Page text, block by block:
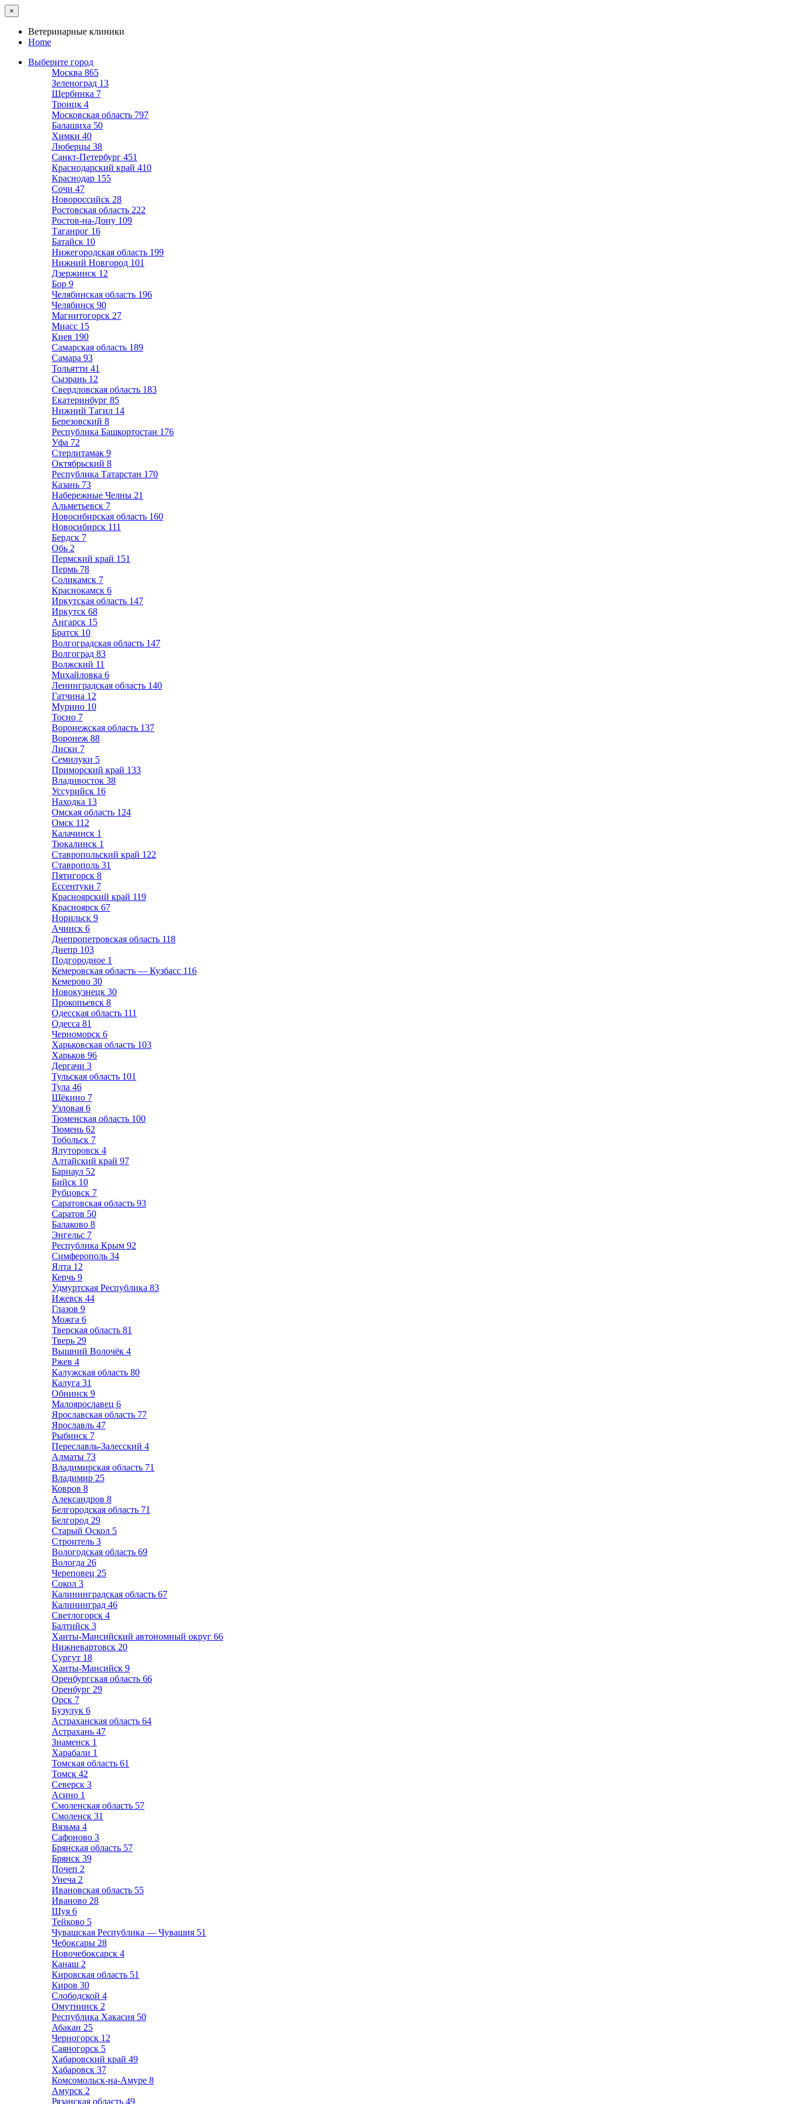
×
Ветеринарные клиники
Home
Выберите город
Москва 865
Зеленоград 13
Щербинка 7
Троицк 4
Московская область 797
Балашиха 50
Химки 40
Люберцы 38
Санкт-Петербург 451
Краснодарский край 410
Краснодар 155
Сочи 47
Новороссийск 28
Ростовская область 222
Ростов-на-Дону 109
Таганрог 16
Батайск 10
Нижегородская область 199
Нижний Новгород 101
Дзержинск 12
Бор 9
Челябинская область 196
Челябинск 90
Магнитогорск 27
Миасс 15
Киев 190
Самарская область 189
Самара 93
Тольятти 41
Сызрань 12
Свердловская область 183
Екатеринбург 85
Нижний Тагил 14
Березовский 8
Республика Башкортостан 176
Уфа 72
Стерлитамак 9
Октябрьский 8
Республика Татарстан 170
Казань 73
Набережные Челны 21
Альметьевск 7
Новосибирская область 160
Новосибирск 111
Бердск 7
Обь 2
Пермский край 151
Пермь 78
Соликамск 7
Краснокамск 6
Иркутская область 147
Иркутск 68
Ангарск 15
Братск 10
Волгоградская область 147
Волгоград 83
Волжский 11
Михайловка 6
Ленинградская область 140
Гатчина 12
Мурино 10
Тосно 7
Воронежская область 137
Воронеж 88
Лиски 7
Семилуки 5
Приморский край 133
Владивосток 38
Уссурийск 16
Находка 13
Омская область 124
Омск 112
Калачинск 1
Тюкалинск 1
Ставропольский край 122
Ставрополь 31
Пятигорск 8
Ессентуки 7
Красноярский край 119
Красноярск 67
Норильск 9
Ачинск 6
Днепропетровская область 118
Днепр 103
Подгородное 1
Кемеровская область — Кузбасс 116
Кемерово 30
Новокузнецк 30
Прокопьевск 8
Одесская область 111
Одесса 81
Черноморск 6
Харьковская область 103
Харьков 96
Дергачи 3
Тульская область 101
Тула 46
Щёкино 7
Узловая 6
Тюменская область 100
Тюмень 62
Тобольск 7
Ялуторовск 4
Алтайский край 97
Барнаул 52
Бийск 10
Рубцовск 7
Саратовская область 93
Саратов 50
Балаково 8
Энгельс 7
Республика Крым 92
Симферополь 34
Ялта 12
Керчь 9
Удмуртская Республика 83
Ижевск 44
Глазов 9
Можга 6
Тверская область 81
Тверь 29
Вышний Волочёк 4
Ржев 4
Калужская область 80
Калуга 31
Обнинск 9
Малоярославец 6
Ярославская область 77
Ярославль 47
Рыбинск 7
Переславль-Залесский 4
Алматы 73
Владимирская область 71
Владимир 25
Ковров 8
Александров 8
Белгородская область 71
Белгород 29
Старый Оскол 5
Строитель 3
Вологодская область 69
Вологда 26
Череповец 25
Сокол 3
Калининградская область 67
Калининград 46
Светлогорск 4
Балтийск 3
Ханты-Мансийский автономный округ 66
Нижневартовск 20
Сургут 18
Ханты-Мансийск 9
Оренбургская область 66
Оренбург 29
Орск 7
Бузулук 6
Астраханская область 64
Астрахань 47
Знаменск 1
Харабали 1
Томская область 61
Томск 42
Северск 3
Асино 1
Смоленская область 57
Смоленск 31
Вязьма 4
Сафоново 3
Брянская область 57
Брянск 39
Почеп 2
Унеча 2
Ивановская область 55
Иваново 28
Шуя 6
Тейково 5
Чувашская Республика — Чувашия 51
Чебоксары 28
Новочебоксарск 4
Канаш 2
Кировская область 51
Киров 30
Слободской 4
Омутнинск 2
Республика Хакасия 50
Абакан 25
Черногорск 12
Саяногорск 5
Хабаровский край 49
Хабаровск 37
Комсомольск-на-Амуре 8
Амурск 2
Рязанская область 49